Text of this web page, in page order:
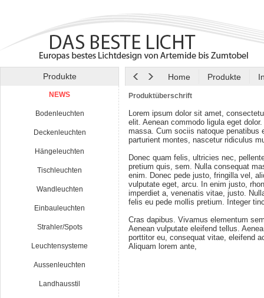
Produkte Home Produkte
NEWS
Bodenleuchten
Deckenleuchten
Hängeleuchten
Tischleuchten
Wandleuchten
Einbauleuchten
Strahler/Spots
Leuchtensysteme
Aussenleuchten
Landhausstil
Produktüberschrift
Lorem ipsum dolor sit amet,
elit. Aenean commodo ligula eget dolor.
massa. Cum sociis natoque penatibus
parturient montes, nascetur ridiculus
Donec quam felis, ultricies nec,
pretium quis, sem. Nulla consequat
enim. Donec pede justo, fringilla vel,
vulputate eget, arcu. In enim justo,
imperdiet a, venenatis vitae, justo.
felis eu pede mollis pretium. Integer
Cras dapibus. Vivamus elementum
Aenean vulputate eleifend tellus.
porttitor eu, consequat vitae, eleifend
Aliquam lorem ante,